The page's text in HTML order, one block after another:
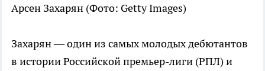
Арсен Захарян (Фото: Getty Images)
Захарян — один из самых молодых дебютантов
в истории Российской премьер-лиги (РПЛ) и